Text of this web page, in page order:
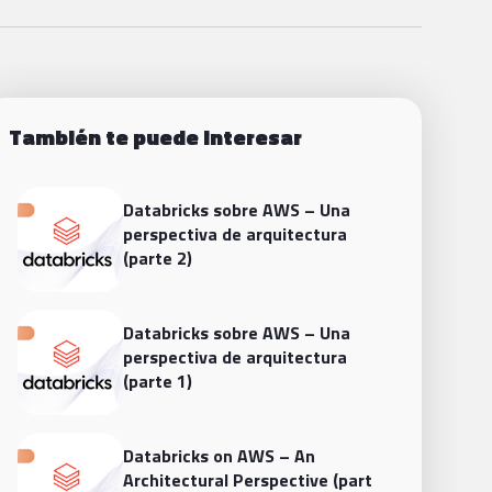
También te puede interesar
Databricks sobre AWS – Una
perspectiva de arquitectura
(parte 2)
Databricks sobre AWS – Una
perspectiva de arquitectura
(parte 1)
Databricks on AWS – An
Architectural Perspective (part